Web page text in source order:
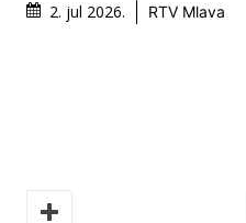
2. jul 2026. RTV Mlava